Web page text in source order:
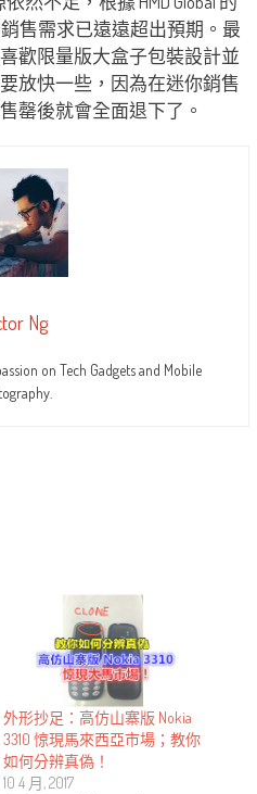
售需求已遠遠超出預期。最
歡限量版大盒子包裝設計並
放快一些，因為在迷你銷售
罄後就會全面退下了。
Ng
on Tech Gadgets and Mobile
外形抄足：高仿山寨版 Nokia
3310 惊現馬來西亞市場；教你
如何分辨真偽！
10 4 月, 2017